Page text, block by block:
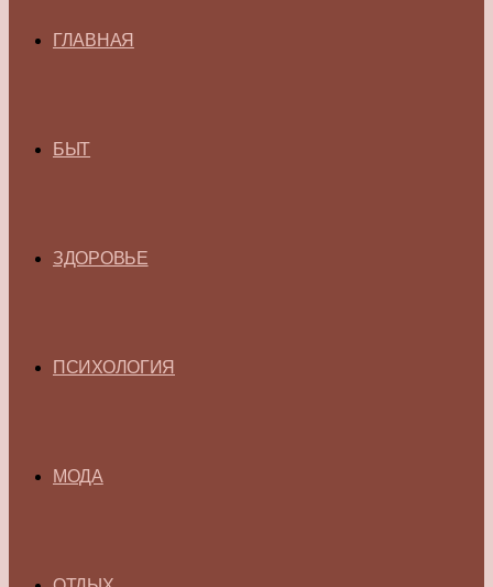
ГЛАВНАЯ
БЫТ
ЗДОРОВЬЕ
ПСИХОЛОГИЯ
МОДА